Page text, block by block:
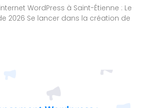
WordPress à Saint-Étienne : Le
2026 Se lancer dans la création de